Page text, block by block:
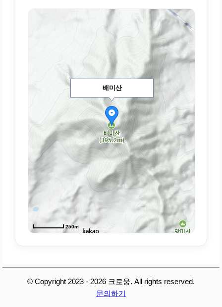
배미산
250m
© Copyright 2023 - 2026 크로웅. All rights reserved.
문의하기